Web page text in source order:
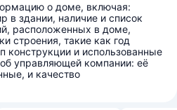
о доме, включая:
в здании, наличие и список
расположенных в доме,
строения, такие как год
конструкции и использованные
управляющей компании: её
и качество